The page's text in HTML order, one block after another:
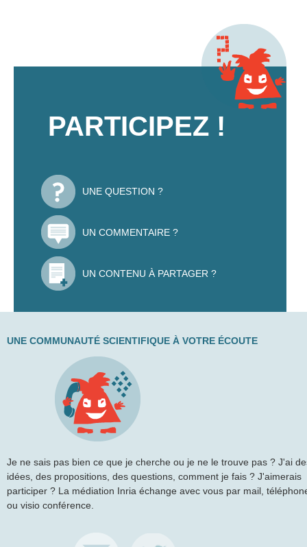
PARTICIPEZ !
UNE QUESTION ?
UN COMMENTAIRE ?
UN CONTENU À PARTAGER ?
UNE COMMUNAUTÉ SCIENTIFIQUE À VOTRE ÉCOUTE
Je ne sais pas bien ce que je cherche ou je ne le trouve pas ? J'ai
idées, des propositions, des questions, comment je fais ? J'aimerais
participer ? La médiation Inria échange avec vous par mail,
ou visio conférence.